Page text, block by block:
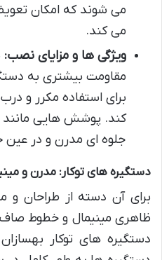
می شوند که امکان
می کند.
ویژگی ها و مزایای نصب:
مقاومت بیشتری به
برای استفاده مکرر و
کند. پوشش هایی مانند
جلوه ای مدرن و در عین
دستگیره های توکار: مدرن و
برای آن دسته از طراحان و
ظاهری مینیمال و خطوط
دستگیره های توکار